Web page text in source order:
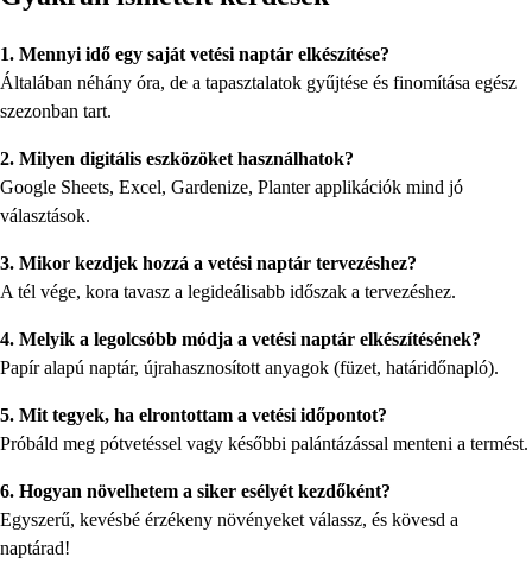
1. Mennyi idő egy saját vetési naptár elkészítése?
Általában néhány óra, de a tapasztalatok gyűjtése és finomítása egész
szezonban tart.
2. Milyen digitális eszközöket használhatok?
Google Sheets, Excel, Gardenize, Planter applikációk mind jó
választások.
3. Mikor kezdjek hozzá a vetési naptár tervezéshez?
A tél vége, kora tavasz a legideálisabb időszak a tervezéshez.
4. Melyik a legolcsóbb módja a vetési naptár elkészítésének?
Papír alapú naptár, újrahasznosított anyagok (füzet, határidőnapló).
5. Mit tegyek, ha elrontottam a vetési időpontot?
Próbáld meg pótvetéssel vagy későbbi palántázással menteni a termést.
6. Hogyan növelhetem a siker esélyét kezdőként?
Egyszerű, kevésbé érzékeny növényeket válassz, és kövesd a
naptárad!